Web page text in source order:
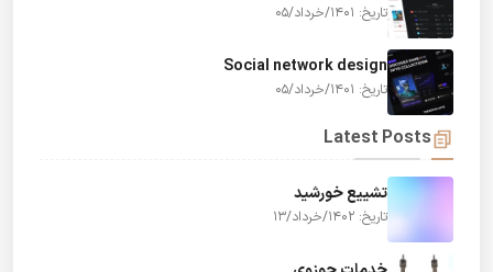
تاریخ: 1401/خرداد/05
Social network design
تاریخ: 1401/خرداد/05
Latest Posts
تشییع خورشید
تاریخ: 1402/خرداد/13